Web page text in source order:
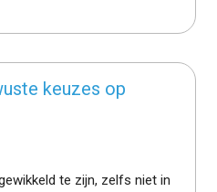
keuzes op
te zijn, zelfs niet in